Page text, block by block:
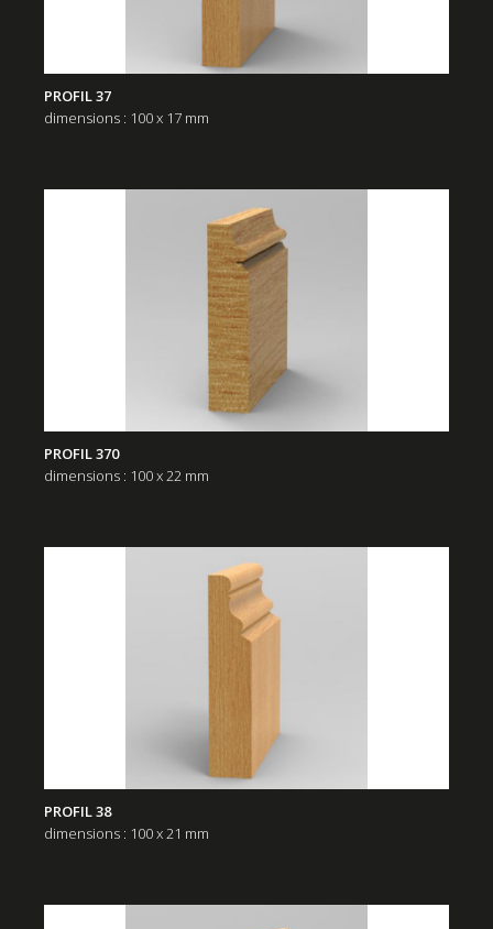
PROFIL 37
dimensions : 100 x 17 mm
PROFIL 370
dimensions : 100 x 22 mm
PROFIL 38
dimensions : 100 x 21 mm